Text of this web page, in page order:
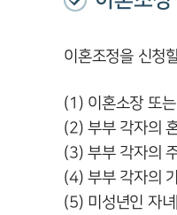
이혼조정을 신청
(1) 이혼소장 또
(2) 부부 각자의
(3) 부부 각자의
(4) 부부 각자의
(5) 미성년인 자